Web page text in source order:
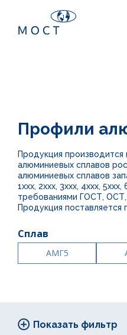
Профили
Продукция производится
алюминиевых сплавов
алюминиевых сплавов
1ххх, 2ххх, 3ххх, 4ххх,
требованиями ГОСТ, ОСТ,
Продукция поставляется
Сплав
АМГ5